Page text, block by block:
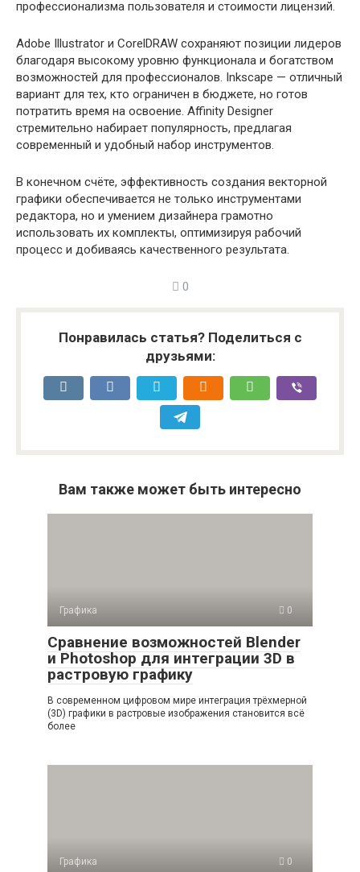
профессионализма пользователя и стоимости лицензий.
Adobe Illustrator и CorelDRAW сохраняют позиции лидеров
благодаря высокому уровню функционала и богатством
возможностей для профессионалов. Inkscape — отличный
вариант для тех, кто ограничен в бюджете, но готов
потратить время на освоение. Affinity Designer
стремительно набирает популярность, предлагая
современный и удобный набор инструментов.
В конечном счёте, эффективность создания векторной
графики обеспечивается не только инструментами
редактора, но и умением дизайнера грамотно
использовать их комплекты, оптимизируя рабочий
процесс и добиваясь качественного результата.
0
Понравилась статья? Поделиться с
друзьями:
Вам также может быть интересно
Графика 0
Сравнение возможностей Blender
и Photoshop для интеграции 3D в
растровую графику
В современном цифровом мире интеграция трёхмерной
(3D) графики в растровые изображения становится всё
более
Графика 0